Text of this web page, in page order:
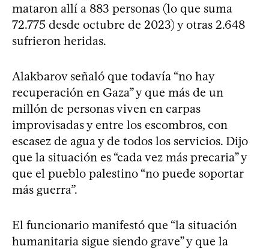
mataron allí a 883 personas (lo que suma
72.775 desde octubre de 2023) y otras 2.648
sufrieron heridas.
Alakbarov señaló que todavía “no hay
recuperación en Gaza” y que más de un
millón de personas viven en carpas
improvisadas y entre los escombros, con
escasez de agua y de todos los servicios. Dijo
que la situación es “cada vez más precaria” y
que el pueblo palestino “no puede soportar
más guerra”.
El funcionario manifestó que “la situación
humanitaria sigue siendo grave” y que la